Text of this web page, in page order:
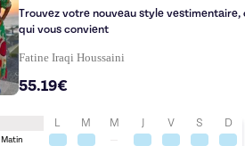
Trouvez votre nouveau style vestimentaire,
qui vous convient
Fatine Iraqi Houssaini
55.19€
L M M J V S D
Matin